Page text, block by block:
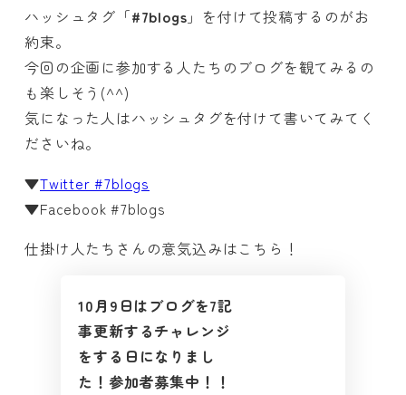
ハッシュタグ「#7blogs」を付けて投稿するのがお
約束。
今回の企画に参加する人たちのブログを観てみるの
も楽しそう(^^)
気になった人はハッシュタグを付けて書いてみてく
ださいね。
▼Twitter #7blogs
▼Facebook #7blogs
仕掛け人たちさんの意気込みはこちら！
10月9日はブログを7記
事更新するチャレンジ
をする日になりまし
た！参加者募集中！！